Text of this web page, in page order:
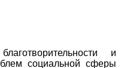
и
социальной сферы